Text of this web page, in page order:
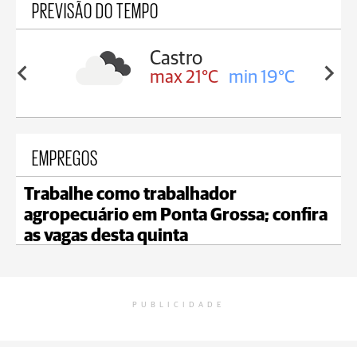
PREVISÃO DO TEMPO
17°C
Castro
max 21°C min 19°C
EMPREGOS
Trabalhe como trabalhador
agropecuário em Ponta Grossa; confira
as vagas desta quinta
PUBLICIDADE